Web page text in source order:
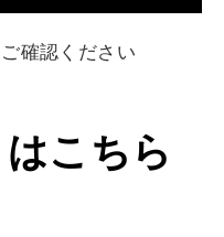
確認ください
こちら